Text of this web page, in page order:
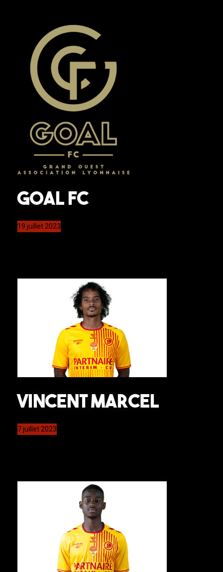
Goal FC
19 juillet 2023
Vincent Marcel
7 juillet 2023